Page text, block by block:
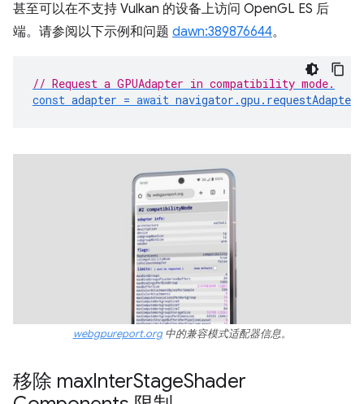
甚至可以在不支持 Vulkan 的设备上访问 OpenGL ES 后
端。请参阅以下示例和问题 dawn:389876644。
// Request a GPUAdapter in compatibility mode.
const adapter = await navigator .gpu . requestAdapter
webgpureport.org中的兼容模式适配器信息。
移除 maxInterStageShader